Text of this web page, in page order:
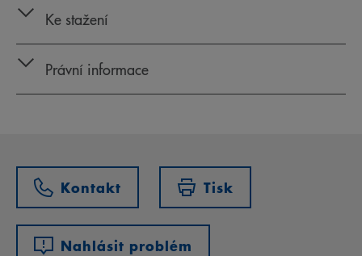
Ke stažení
Právní informace
Kontakt Tisk
Nahlásit problém